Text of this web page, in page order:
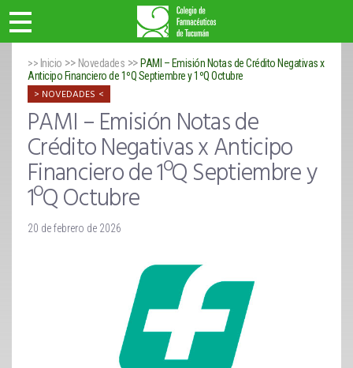
>> Inicio >> Novedades >> PAMI – Emisión Notas de Crédito Negativas x
Anticipo Financiero de 1ºQ Septiembre y 1ºQ Octubre
NOVEDADES
PAMI – Emisión Notas de
Crédito Negativas x Anticipo
Financiero de 1ºQ Septiembre y
1ºQ Octubre
20 de febrero de 2026